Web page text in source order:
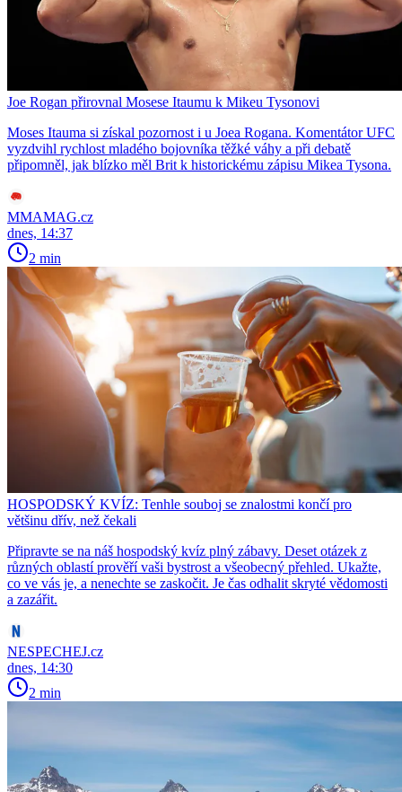
Joe Rogan přirovnal Mosese Itaumu k Mikeu Tysonovi
Moses Itauma si získal pozornost i u Joea Rogana. Komentátor UFC
vyzdvihl rychlost mladého bojovníka těžké váhy a při debatě
připomněl, jak blízko měl Brit k historickému zápisu Mikea Tysona.
MMAMAG.cz
dnes, 14:37
2 min
HOSPODSKÝ KVÍZ: Tenhle souboj se znalostmi končí pro
většinu dřív, než čekali
Připravte se na náš hospodský kvíz plný zábavy. Deset otázek z
různých oblastí prověří vaši bystrost a všeobecný přehled. Ukažte,
co ve vás je, a nenechte se zaskočit. Je čas odhalit skryté vědomosti
a zazářit.
NESPECHEJ.cz
dnes, 14:30
2 min